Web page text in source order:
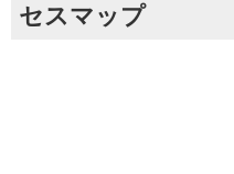
セスマップ